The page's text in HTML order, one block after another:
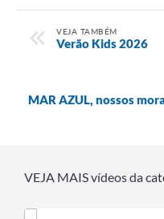
VEJA TAMBÉM
Verão Kids 2026
MAR AZUL, nossos
VEJA MAIS vídeos da